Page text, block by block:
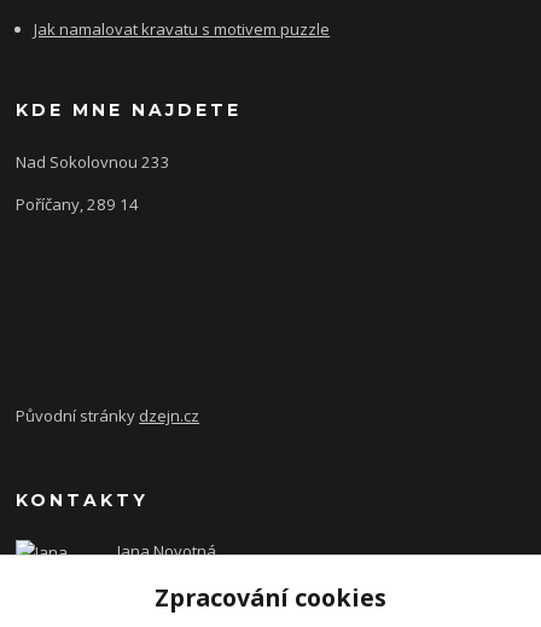
Jak namalovat kravatu s motivem puzzle
KDE MNE NAJDETE
Nad Sokolovnou 233
Poříčany, 289 14
Původní stránky dzejn.cz
KONTAKTY
Jana Novotná
Zpracování cookies